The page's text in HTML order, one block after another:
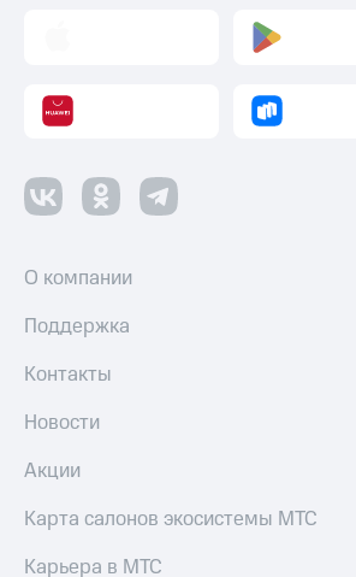
О компании
Поддержка
Контакты
Новости
Акции
Карта салонов экосистемы МТС
Карьера в МТС